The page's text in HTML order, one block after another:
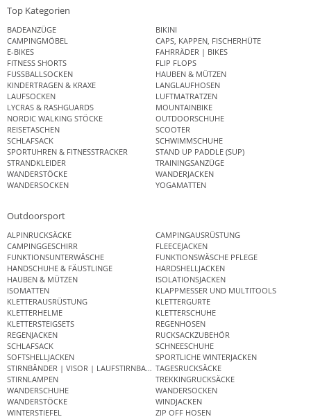
Top Kategorien
BADEANZÜGE
BIKINI
CAMPINGMÖBEL
CAPS, KAPPEN, FISCHERHÜTE
E-BIKES
FAHRRÄDER | BIKES
FITNESS SHORTS
FLIP FLOPS
FUSSBALLSOCKEN
HAUBEN & MÜTZEN
KINDERTRAGEN & KRAXE
LANGLAUFHOSEN
LAUFSOCKEN
LUFTMATRATZEN
LYCRAS & RASHGUARDS
MOUNTAINBIKE
NORDIC WALKING STÖCKE
OUTDOORSCHUHE
REISETASCHEN
SCOOTER
SCHLAFSACK
SCHWIMMSCHUHE
SPORTUHREN & FITNESSTRACKER
STAND UP PADDLE (SUP)
STRANDKLEIDER
TRAININGSANZÜGE
WANDERSTÖCKE
WANDERJACKEN
WANDERSOCKEN
YOGAMATTEN
Outdoorsport
ALPINRUCKSÄCKE
CAMPINGAUSRÜSTUNG
CAMPINGGESCHIRR
FLEECEJACKEN
FUNKTIONSUNTERWÄSCHE
FUNKTIONSWÄSCHE PFLEGE
HANDSCHUHE & FÄUSTLINGE
HARDSHELLJACKEN
HAUBEN & MÜTZEN
ISOLATIONSJACKEN
ISOMATTEN
KLAPPMESSER UND MULTITOOLS
KLETTERAUSRÜSTUNG
KLETTERGURTE
KLETTERHELME
KLETTERSCHUHE
KLETTERSTEIGSETS
REGENHOSEN
REGENJACKEN
RUCKSACKZUBEHÖR
SCHLAFSACK
SCHNEESCHUHE
SOFTSHELLJACKEN
SPORTLICHE WINTERJACKEN
STIRNBÄNDER | VISOR | LAUFSTIRNBANDTAGESRUCKSÄCKE
STIRNLAMPEN
TREKKINGRUCKSÄCKE
WANDERSCHUHE
WANDERSOCKEN
WANDERSTÖCKE
WINDJACKEN
WINTERSTIEFEL
ZIP OFF HOSEN